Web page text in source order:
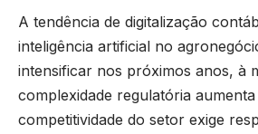
A tendência de digitalização
inteligência artificial no
intensificar nos próximos anos, à
complexidade regulatória
competitividade do setor exige